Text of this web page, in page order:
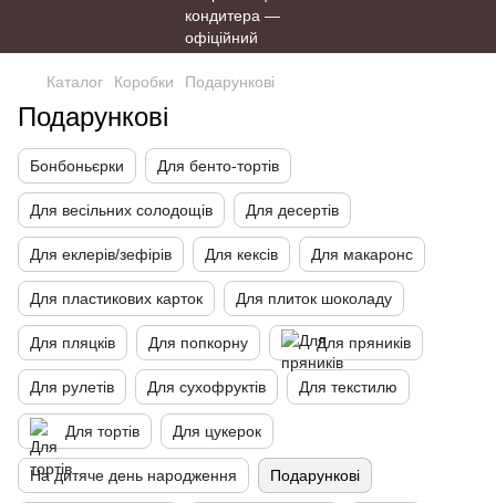
Каталог Коробки Подарункові
Подарункові
Бонбоньєрки Для бенто-тортів
Для весільних солодощів Для десертів
Для еклерів/зефірів Для кексів Для макаронс
Для пластикових карток Для плиток шоколаду
Для пляцків Для попкорну Для пряників
Для рулетів Для сухофруктів Для текстилю
Для тортів Для цукерок
На дитяче день народження Подарункові